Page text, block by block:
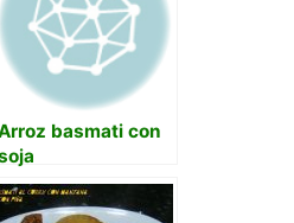
basmati con